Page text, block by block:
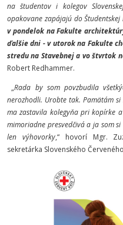
na študentov i kolegov
opakovane zapájajú do
v pondelok na Fakulte
ďalšie dni - v utorok na Fakulte
stredu na Stavebnej a vo štvrtok
Robert Redhammer.
„Rada by som povzbudila
nerozhodli. Urobte tak. Pamätám
ma zastavila kolegyňa pri kopírke
mimoriadne presvedčivá a ja som
len výhovorky,“ hovorí Mgr.
sekretárka Slovenského